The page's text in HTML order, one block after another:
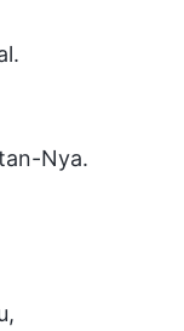
Nya.